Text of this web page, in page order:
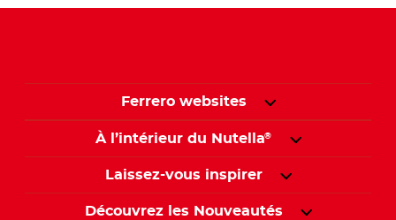
Ferrero websites
À l’intérieur du Nutella®
Laissez-vous inspirer
Découvrez les Nouveautés